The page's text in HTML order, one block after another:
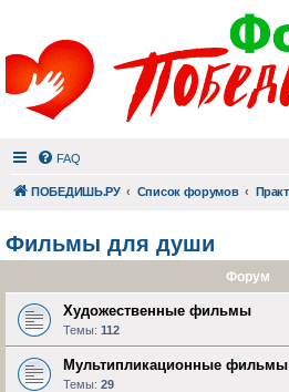
FAQ
ПОБЕДИШЬ.РУ Список форумов
Фильмы для души
Форум
Художественные фильмы
Темы: 112
Мультипликационные фильмы
Темы: 29